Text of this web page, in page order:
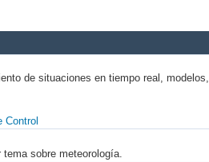
de situaciones en tiempo real, modelos,
Control
sobre meteorología.